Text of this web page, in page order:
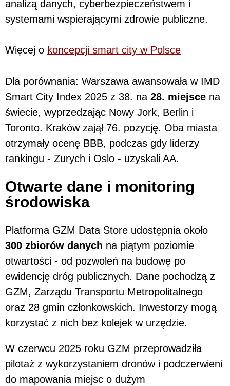
analizą danych, cyberbezpieczeństwem i
systemami wspierającymi zdrowie publiczne.
Więcej o koncepcji smart city w Polsce
Dla porównania: Warszawa awansowała w IMD
Smart City Index 2025 z 38. na 28. miejsce na
świecie, wyprzedzając Nowy Jork, Berlin i
Toronto. Kraków zajął 76. pozycję. Oba miasta
otrzymały ocenę BBB, podczas gdy liderzy
rankingu - Zurych i Oslo - uzyskali AA.
Otwarte dane i monitoring
środowiska
Platforma GZM Data Store udostępnia około
300 zbiorów danych na piątym poziomie
otwartości - od pozwoleń na budowę po
ewidencję dróg publicznych. Dane pochodzą z
GZM, Zarządu Transportu Metropolitalnego
oraz 28 gmin członkowskich. Inwestorzy mogą
korzystać z nich bez kolejek w urzędzie.
W czerwcu 2025 roku GZM przeprowadziła
pilotaż z wykorzystaniem dronów i podczerwieni
do mapowania miejsc o dużym